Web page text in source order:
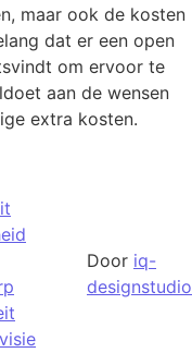
maar ook de kosten
dat er een open
om ervoor te
aan de wensen
extra kosten.
visie
Door iq-
designstudio